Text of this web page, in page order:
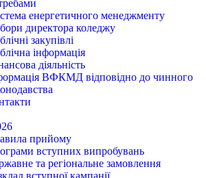
енергетичного менеджменту
директора коледжу
закупівлі
інформація
діяльність
ВФКМД відповідно до чинного
прийому
вступних випробувань
та регіональне замовлення
вступної кампанії